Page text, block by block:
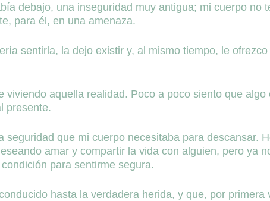
debajo, una inseguridad muy antigua; mi cuerpo no
para él, en una amenaza.
sentirla, la dejo existir y, al mismo tiempo, le
aquella realidad. Poco a poco siento que algo
presente.
que mi cuerpo necesitaba para descansar.
amar y compartir la vida con alguien, pero ya
para sentirme segura.
hasta la verdadera herida, y que, por primera